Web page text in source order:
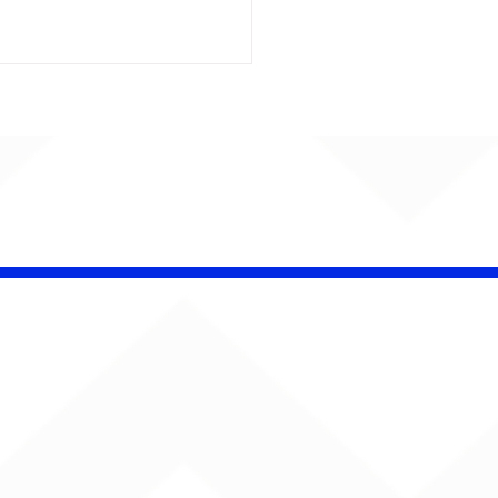
OTHOÁ estreia